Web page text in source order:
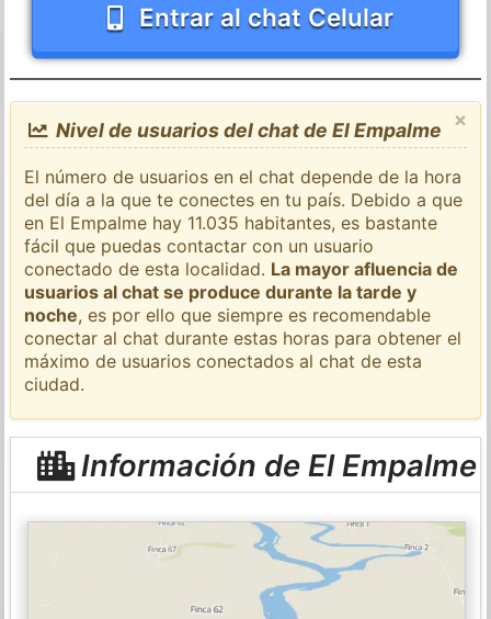
Entrar al chat Celular
×
Nivel de usuarios del chat de El Empalme
El número de usuarios en el chat depende de la hora
del día a la que te conectes en tu país. Debido a que
en El Empalme hay 11.035 habitantes, es bastante
fácil que puedas contactar con un usuario
conectado de esta localidad. La mayor afluencia de
usuarios al chat se produce durante la tarde y
noche, es por ello que siempre es recomendable
conectar al chat durante estas horas para obtener el
máximo de usuarios conectados al chat de esta
ciudad.
Información de El Empalme